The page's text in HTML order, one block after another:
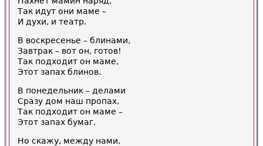
Так идут они маме –
И духи, и театр.
В воскресенье – блинами,
Завтрак – вот он, готов!
Так подходит он маме,
Этот запах блинов.
В понедельник – делами
Сразу дом наш пропах,
Так подходит он маме –
Этот запах бумаг.
Но скажу, между нами,